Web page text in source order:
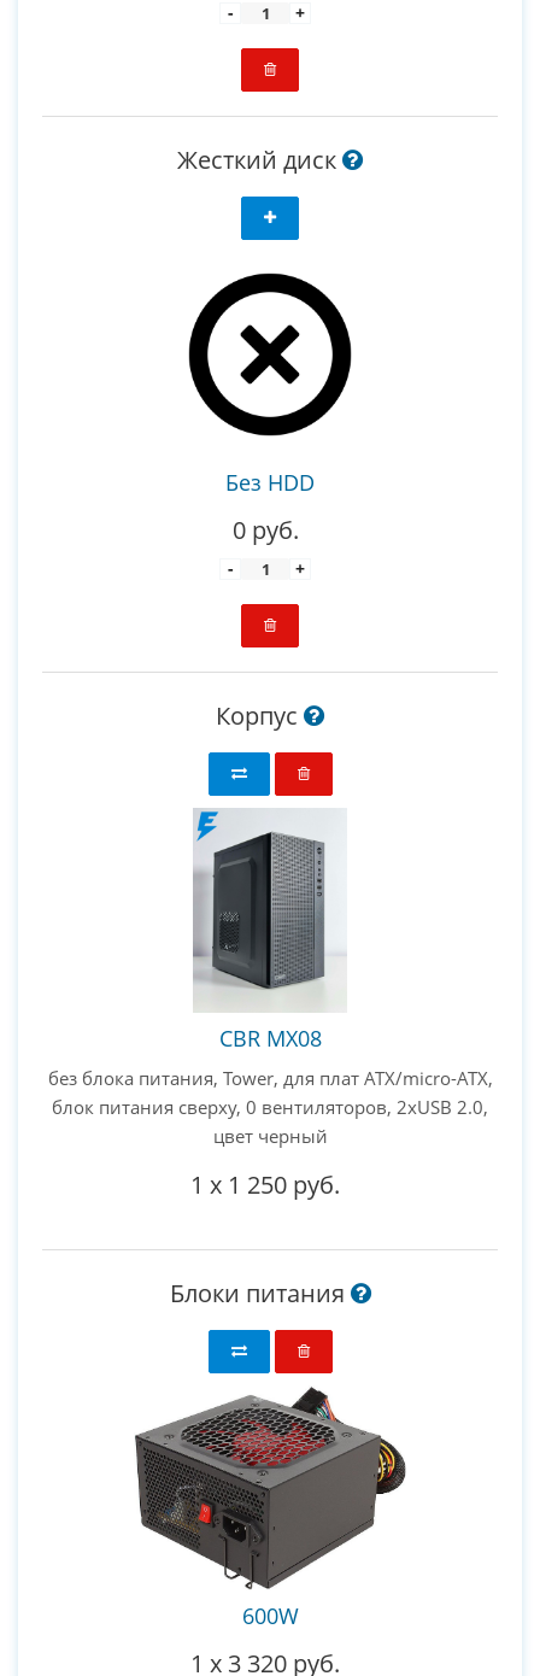
- +
Жесткий диск
Без HDD
0 руб.
- +
Корпус
CBR MX08
без блока питания, Tower, для плат ATX/micro-ATX,
блок питания сверху, 0 вентиляторов, 2xUSB 2.0,
цвет черный
1 x 1 250 руб.
Блоки питания
600W
1 x 3 320 руб.